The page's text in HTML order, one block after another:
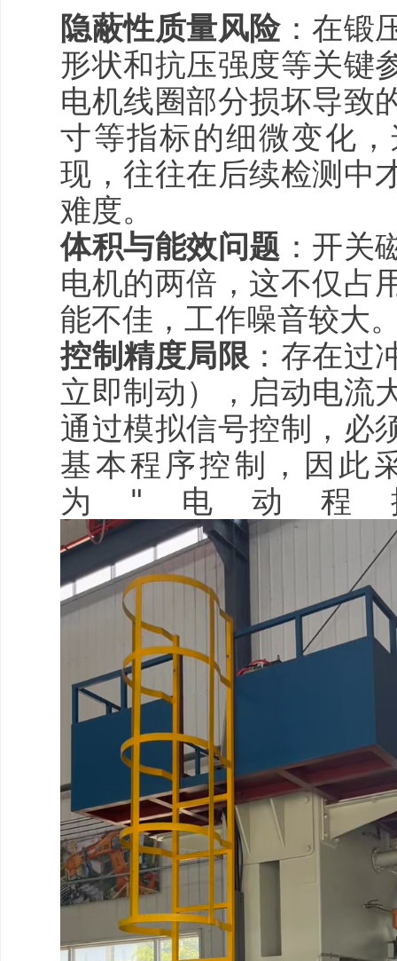
隐蔽性质量风险：在锻
形状和抗压强度等关键
电机线圈部分损坏导致
寸等指标的细微变化
现，往往在后续检测中
难度。
体积与能效问题 ：开关
电机的两倍，这不仅占
能不佳，工作噪音较大
控制精度局限 ：存在过
立即制动），启动电流
通过模拟信号控制，必
基本程序控制，因此
为"电动程